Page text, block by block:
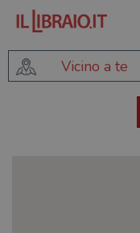
Vicino a te